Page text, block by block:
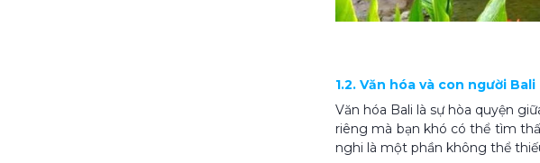
1.2. Văn hóa và con người Bali
Văn hóa Bali là sự hòa quyện
riêng mà bạn khó có thể tìm
nghi là một phần không thể